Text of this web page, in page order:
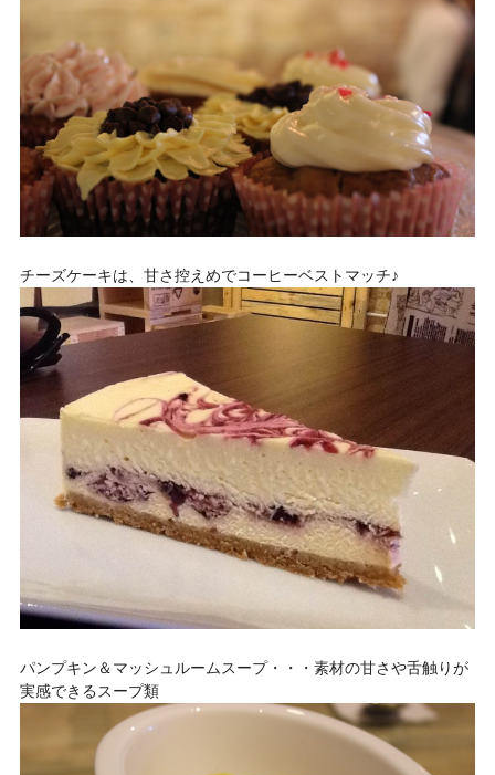
チーズケーキは、甘さ控えめでコーヒーベストマッチ♪
パンプキン＆マッシュルームスープ・・・素材の甘さや舌触りが
実感できるスープ類